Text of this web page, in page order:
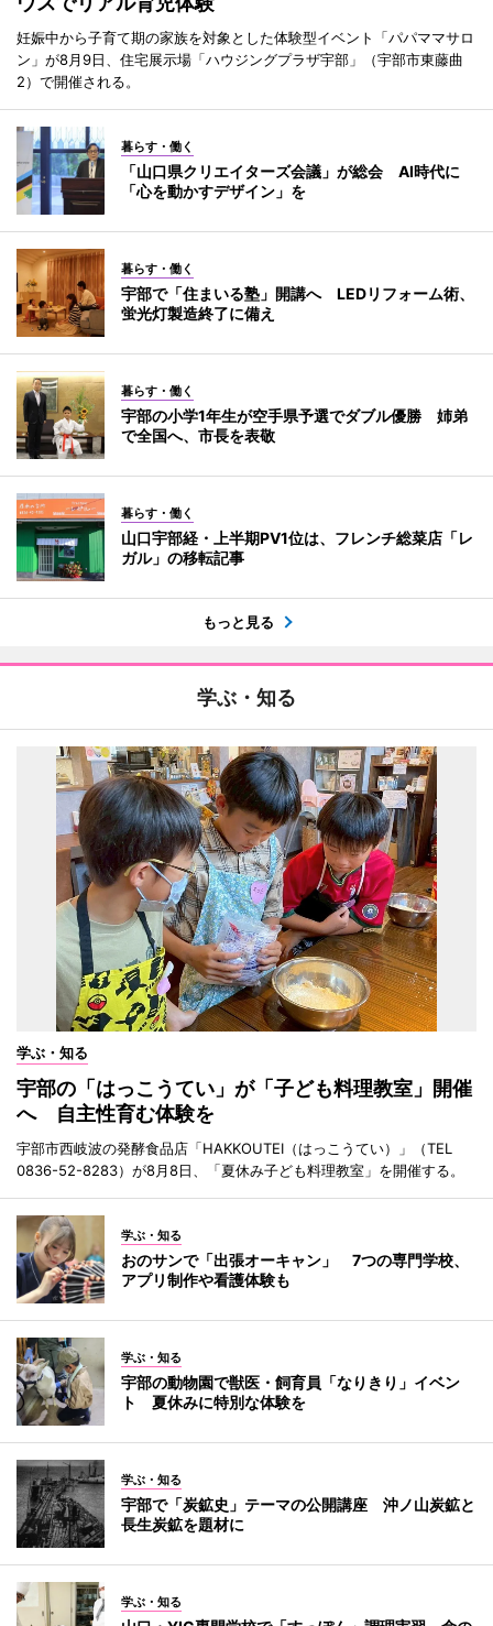
妊娠中から子育て期の家族を対象とした体験型イベント「パパママサロ
ン」が8月9日、住宅展示場「ハウジングプラザ宇部」（宇部市東藤曲
2）で開催される。
暮らす・働く
「山口県クリエイターズ会議」が総会 AI時代に
「心を動かすデザイン」を
暮らす・働く
宇部で「住まいる塾」開講へ LEDリフォーム術、
蛍光灯製造終了に備え
暮らす・働く
宇部の小学1年生が空手県予選でダブル優勝 姉弟
で全国へ、市長を表敬
暮らす・働く
山口宇部経・上半期PV1位は、フレンチ総菜店「レ
ガル」の移転記事
もっと見る
学ぶ・知る
学ぶ・知る
宇部の「はっこうてい」が「子ども料理教室」開催
へ 自主性育む体験を
宇部市西岐波の発酵食品店「HAKKOUTEI（はっこうてい）」（TEL
0836-52-8283）が8月8日、「夏休み子ども料理教室」を開催する。
学ぶ・知る
おのサンで「出張オーキャン」 7つの専門学校、
アプリ制作や看護体験も
学ぶ・知る
宇部の動物園で獣医・飼育員「なりきり」イベン
ト 夏休みに特別な体験を
学ぶ・知る
宇部で「炭鉱史」テーマの公開講座 沖ノ山炭鉱と
長生炭鉱を題材に
学ぶ・知る